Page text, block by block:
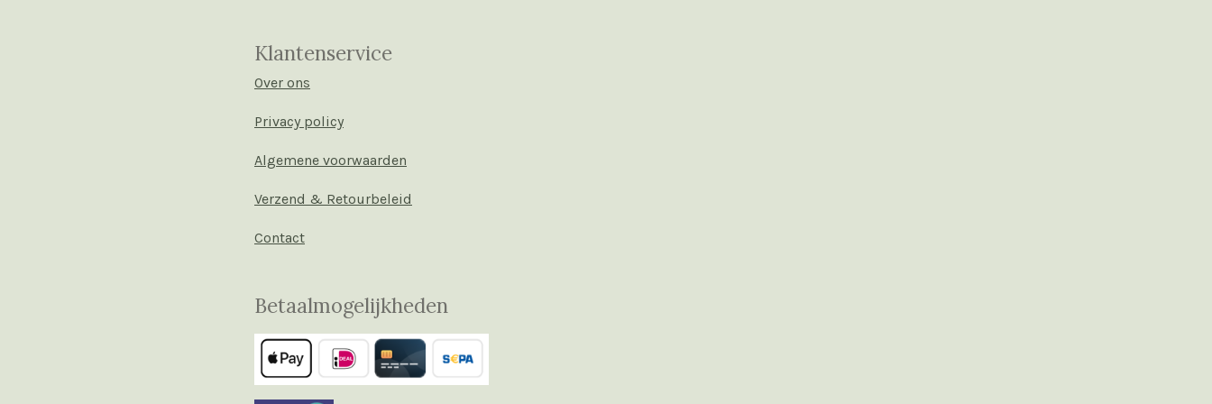
Klantenservice
Over ons
Privacy policy
Algemene voorwaarden
Verzend & Retourbeleid
Contact
Betaalmogelijkheden